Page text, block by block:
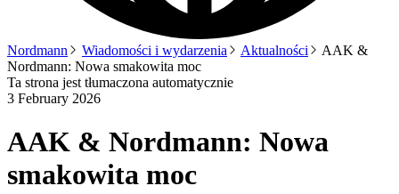
Nordmann Wiadomości i wydarzenia Aktualności
AAK &
Nordmann: Nowa smakowita moc
Ta strona jest tłumaczona automatycznie
3 February 2026
AAK & Nordmann: Nowa
smakowita moc